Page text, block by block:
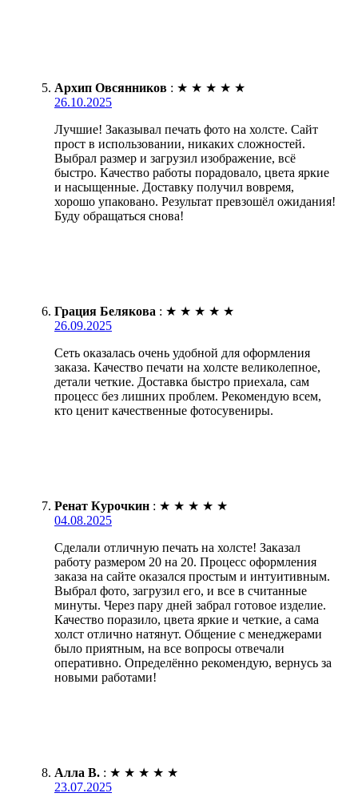
Архип Овсянников : ★ ★ ★ ★ ★
26.10.2025
Лучшие! Заказывал печать фото на холсте. Сайт
прост в использовании, никаких сложностей.
Выбрал размер и загрузил изображение, всё
быстро. Качество работы порадовало, цвета яркие
и насыщенные. Доставку получил вовремя,
хорошо упаковано. Результат превзошёл ожидания!
Буду обращаться снова!
Грация Белякова : ★ ★ ★ ★ ★
26.09.2025
Сеть оказалась очень удобной для оформления
заказа. Качество печати на холсте великолепное,
детали четкие. Доставка быстро приехала, сам
процесс без лишних проблем. Рекомендую всем,
кто ценит качественные фотосувениры.
Ренат Курочкин : ★ ★ ★ ★ ★
04.08.2025
Сделали отличную печать на холсте! Заказал
работу размером 20 на 20. Процесс оформления
заказа на сайте оказался простым и интуитивным.
Выбрал фото, загрузил его, и все в считанные
минуты. Через пару дней забрал готовое изделие.
Качество поразило, цвета яркие и четкие, а сама
холст отлично натянут. Общение с менеджерами
было приятным, на все вопросы отвечали
оперативно. Определённо рекомендую, вернусь за
новыми работами!
Алла В. : ★ ★ ★ ★ ★
23.07.2025